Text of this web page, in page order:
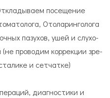
посещение
Ото­ла­рин­го­лога
па­зу­хов, ушей и слу­хо­
проводим кор­рек­ции зре­
и сет­чат­ке)
диагностики и